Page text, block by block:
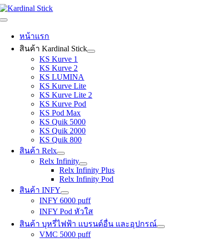
Skip
to
Toggle
Navigation
หน้าแรก
สินค้า Kardinal Stick
KS Kurve 1
KS Kurve 2
KS LUMINA
KS Kurve Lite
KS Kurve Lite 2
KS Kurve Pod
KS Pod Max
KS Quik 5000
KS Quik 2000
KS Quik 800
สินค้า Relx
Relx Infinity
Relx Infinity Plus
Relx Infinity Pod
สินค้า INFY
INFY 6000 puff
INFY Pod หัวใส
สินค้า บุหรี่ไฟฟ้า แบรนด์อื่น และอุปกรณ์
VMC 5000 puff